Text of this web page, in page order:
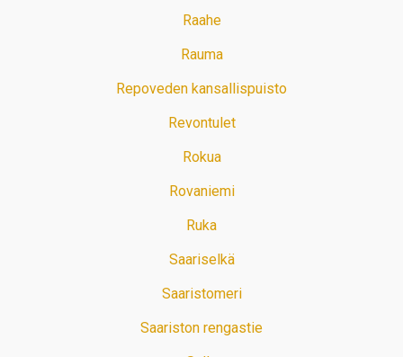
Raahe
Rauma
Repoveden kansallispuisto
Revontulet
Rokua
Rovaniemi
Ruka
Saariselkä
Saaristomeri
Saariston rengastie